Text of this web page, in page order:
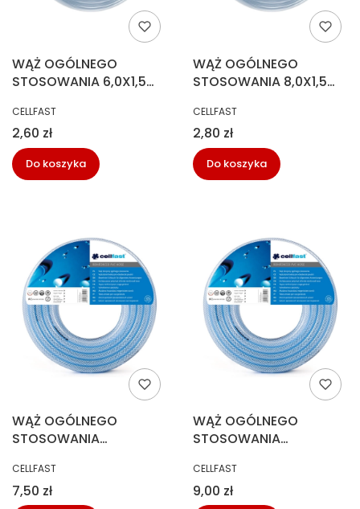
WĄŻ OGÓLNEGO
STOSOWANIA 6,0X1,5
PRODUCENT
CELLFAST
Cena
2,60 zł
Do koszyka
WĄŻ OGÓLNEGO
STOSOWANIA 8,0X1,5
PRODUCENT
CELLFAST
Cena
2,80 zł
Do koszyka
WĄŻ OGÓLNEGO
STOSOWANIA
50M
PRODUCENT
CELLFAST
Cena
7,50 zł
WĄŻ OGÓLNEGO
STOSOWANIA
40M
PRODUCENT
CELLFAST
Cena
9,00 zł